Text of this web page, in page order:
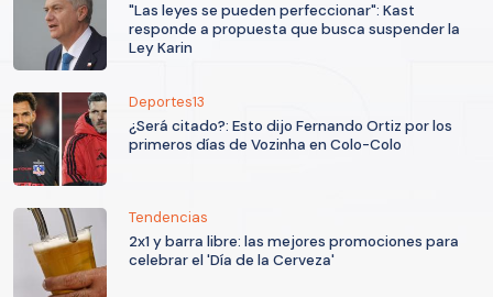
"Las leyes se pueden perfeccionar": Kast
responde a propuesta que busca suspender la
Ley Karin
Deportes13
¿Será citado?: Esto dijo Fernando Ortiz por los
primeros días de Vozinha en Colo-Colo
Tendencias
2x1 y barra libre: las mejores promociones para
celebrar el 'Día de la Cerveza'